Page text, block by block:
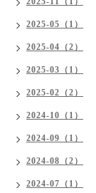
2025-05（1）
2025-04（2）
2025-03（1）
2025-02（2）
2024-10（1）
2024-09（1）
2024-08（2）
2024-07（1）